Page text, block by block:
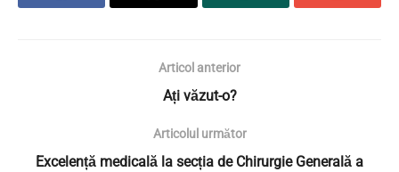
Articol anterior
Ați văzut-o?
Articolul următor
Excelență medicală la secția de Chirurgie Generală a